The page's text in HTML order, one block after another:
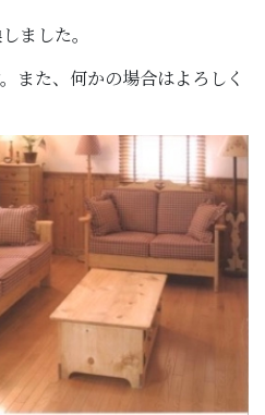
ました。
また、何かの場合はよろしく